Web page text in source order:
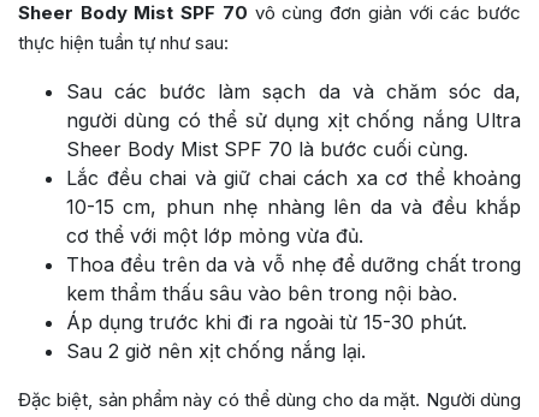
Sheer Body Mist SPF 70 vô cùng đơn giản với các bước
thực hiện tuần tự như sau:
Sau các bước làm sạch da và chăm sóc da,
người dùng có thể sử dụng xịt chống nắng Ultra
Sheer Body Mist SPF 70 là bước cuối cùng.
Lắc đều chai và giữ chai cách xa cơ thể khoảng
10-15 cm, phun nhẹ nhàng lên da và đều khắp
cơ thể với một lớp mỏng vừa đủ.
Thoa đều trên da và vỗ nhẹ để dưỡng chất trong
kem thẩm thấu sâu vào bên trong nội bào.
Áp dụng trước khi đi ra ngoài từ 15-30 phút.
Sau 2 giờ nên xịt chống nắng lại.
Đặc biệt, sản phẩm này có thể dùng cho da mặt. Người dùng